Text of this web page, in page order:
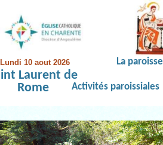
Lundi 10 aout 2026
Laurent de
Rome
La paroisse
Activités paroissiales